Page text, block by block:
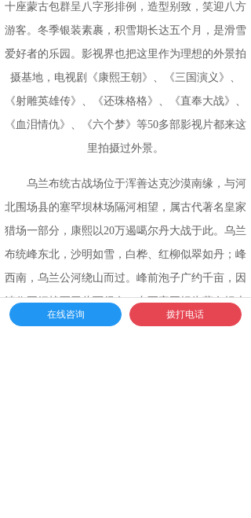
十座蒙古包群呈八字形排例，造型别致，笑迎八方
游客。冬季银装素裹，积雪期长达五个月，是滑雪
爱好者的乐园。影视界也把这里作为理想的外景拍
摄基地，电视剧《康熙王朝》、《三国演义》、
《射雕英雄传》、《还珠格格》、《直奉大战》、
《血泪情仇》、《六个梦》等50多部影视片都来这
里拍摄过外景。
乌兰布统古战场位于浑善达克沙漠南缘，与河
北围场县的塞罕坝林场隔河相望，属古代著名皇家
猎场一部分，康熙以20万遏噶尔丹大战于此。乌兰
布统峰东北，沙明如雪，白桦、红柳似翠如丹；峰
西南，乌兰公河绕山而过。峰前泡子广约千亩，因
清佟国纲战死于此而得名。东至塞罕坝为著名坝上
草原。此处的景点有：乌兰布统峰、白桦林、红柳
在线咨询 拨打电话